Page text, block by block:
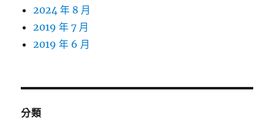
2024 年 8 月
2019 年 7 月
2019 年 6 月
分類